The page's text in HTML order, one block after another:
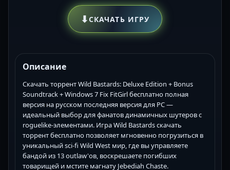
⬇СКАЧАТЬ ИГРУ
Описание
Скачать торрент Wild Bastards: Deluxe Edition + Bonus
Soundtrack + Windows 7 Fix FitGirl бесплатно полная
версия на русском последняя версия для PC —
идеальный выбор для фанатов динамичных шутеров с
roguelike-элементами. Игра Wild Bastards скачать
торрент бесплатно позволяет мгновенно погрузиться в
уникальный sci-fi Wild West мир, где вы управляете
бандой из 13 outlaw'ов, воскрешаете погибших
товарищей и мстите магнату Jebediah Chaste.